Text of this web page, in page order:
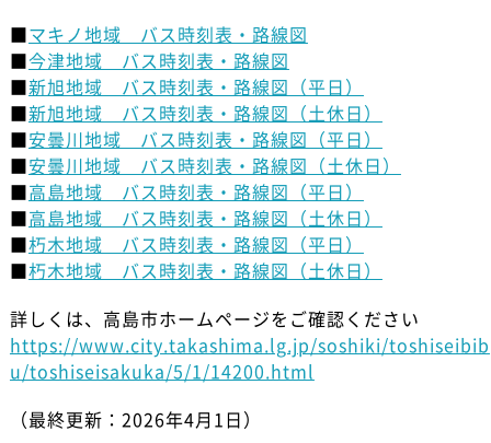
■マキノ地域 バス時刻表・路線図
■今津地域 バス時刻表・路線図
■新旭地域 バス時刻表・路線図（平日）
■新旭地域 バス時刻表・路線図（土休日）
■安曇川地域 バス時刻表・路線図（平日）
■安曇川地域 バス時刻表・路線図（土休日）
■高島地域 バス時刻表・路線図（平日）
■高島地域 バス時刻表・路線図（土休日）
■朽木地域 バス時刻表・路線図（平日）
■朽木地域 バス時刻表・路線図（土休日）
詳しくは、高島市ホームページをご確認ください
https://www.city.takashima.lg.jp/soshiki/toshiseibib
u/toshiseisakuka/5/1/14200.html
（最終更新：2026年4月1日）